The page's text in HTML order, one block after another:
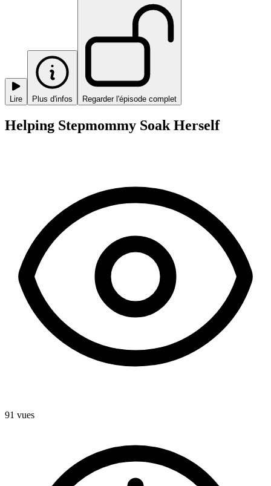
Lire Plus d'infos Regarder l'épisode complet
Helping Stepmommy Soak Herself
91 vues